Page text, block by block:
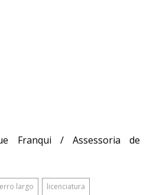
Franqui / Assessoria de
largo licenciatura